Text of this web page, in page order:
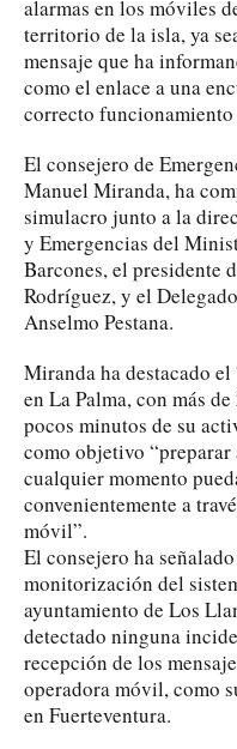
alarmas en los móviles
territorio de la isla, ya
mensaje que ha
como el enlace a una
correcto funcionamiento
El consejero de
Manuel Miranda, ha
simulacro junto a la
y Emergencias del
Barcones, el presidente
Rodríguez, y el
Anselmo Pestana.
Miranda ha destacado
en La Palma, con más
pocos minutos de su
como objetivo
cualquier momento
convenientemente a
móvil”.
El consejero ha
monitorización del
ayuntamiento de Los
detectado ninguna
recepción de los
operadora móvil, como
en Fuerteventura.